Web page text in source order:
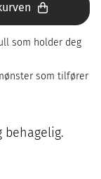
som holder deg
som tilfører
behagelig.